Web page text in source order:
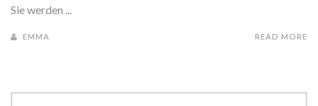
Sie werden ...
EMMA READ MORE